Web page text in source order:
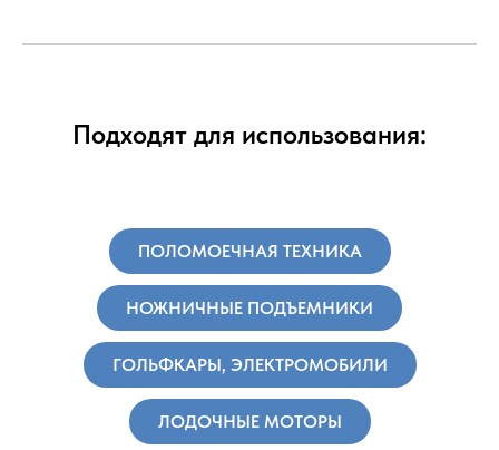
Подходят для использования:
ПОЛОМОЕЧНАЯ ТЕХНИКА
НОЖНИЧНЫЕ ПОДЪЕМНИКИ
ГОЛЬФКАРЫ, ЭЛЕКТРОМОБИЛИ
ЛОДОЧНЫЕ МОТОРЫ